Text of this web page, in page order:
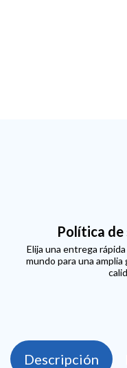
Política
Elija una entrega
mundo para una
Descripción